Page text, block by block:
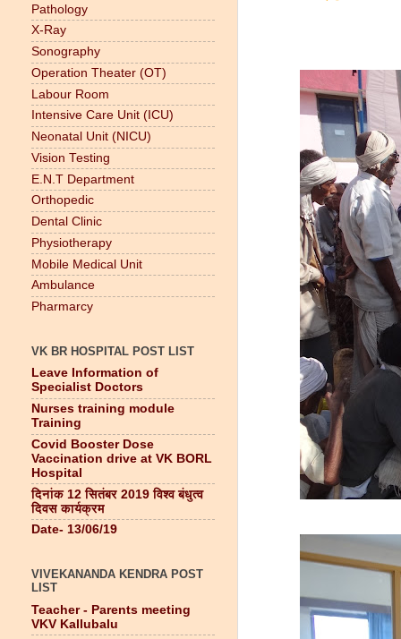
Pathology
X-Ray
Sonography
Operation Theater (OT)
Labour Room
Intensive Care Unit (ICU)
Neonatal Unit (NICU)
Vision Testing
E.N.T Department
Orthopedic
Dental Clinic
Physiotherapy
Mobile Medical Unit
Ambulance
Pharmarcy
VK BR HOSPITAL POST LIST
Leave Information of
Specialist Doctors
Nurses training module
Training
Covid Booster Dose
Vaccination drive at VK BORL
Hospital
दिनांक 12 सितंबर 2019 विश्व बंधुत्व
दिवस कार्यक्रम
Date- 13/06/19
VIVEKANANDA KENDRA POST
LIST
Teacher - Parents meeting
VKV Kallubalu